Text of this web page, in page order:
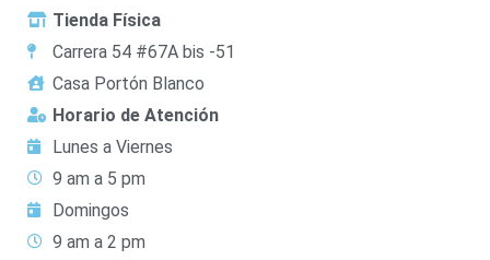
Tienda Física
Carrera 54 #67A bis -51
Casa Portón Blanco
Horario de Atención
Lunes a Viernes
9 am a 5 pm
Domingos
9 am a 2 pm